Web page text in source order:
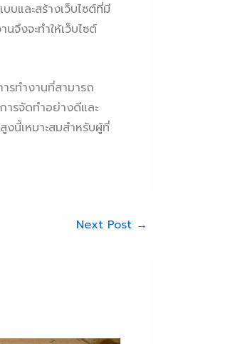
บและสร้างเว็บไซต์ที่มี
จึงจะทำให้เว็บไซต์
รทำงานที่สามารถ
ารจัดทำอย่างดีและ
นี้เหมาะสมสำหรับผู้ที่
Next Post →